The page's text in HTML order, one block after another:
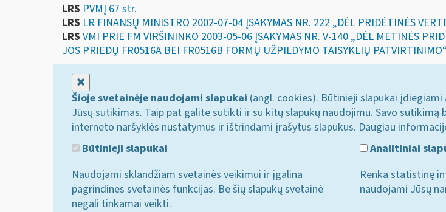
LRS PVMĮ 67 str.
LRS LR FINANSŲ MINISTRO 2002-07-04 ĮSAKYMAS NR. 222 „DĖL PRIDĖTINĖS
LRS VMI PRIE FM VIRŠININKO 2003-05-06 ĮSAKYMAS NR. V-140 „DĖL METINĖS
JOS PRIEDŲ FR0516A BEI FR0516B FORMŲ UŽPILDYMO TAISYKLIŲ PATVIRTINIMO“
Šioje svetainėje naudojami slapukai (angl. cookies). Būtinieji slapukai
Jūsų sutikimas. Taip pat galite sutikti ir su kitų slapukų naudojimu. Savo
interneto naršyklės nustatymus ir ištrindami įrašytus slapukus. Daugiau
Būtinieji slapukai
Naudojami sklandžiam svetainės veikimui ir įgalina
pagrindines svetainės funkcijas. Be šių slapukų svetainė
negali tinkamai veikti.
Analitiniai
Renka statistinę
naudojami Jūsų